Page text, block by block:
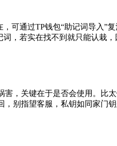
可通过TP钱包“助记词导入”
，若实在找不到就只能认栽，
，关键在于是否会使用。比
别指望客服，私钥如同家门